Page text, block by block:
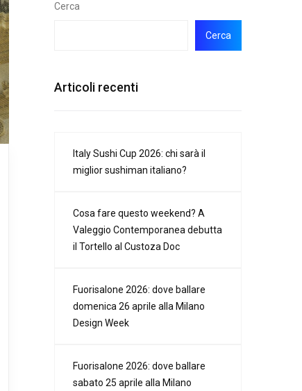
Cerca
Cerca
Articoli recenti
Italy Sushi Cup 2026: chi sarà il
miglior sushiman italiano?
Cosa fare questo weekend? A
Valeggio Contemporanea debutta
il Tortello al Custoza Doc
Fuorisalone 2026: dove ballare
domenica 26 aprile alla Milano
Design Week
Fuorisalone 2026: dove ballare
sabato 25 aprile alla Milano